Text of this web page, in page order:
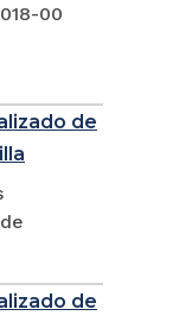
00
de
de